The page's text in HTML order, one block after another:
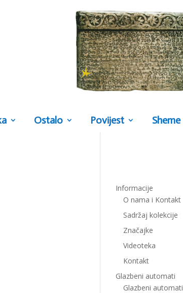
Ostalo Povijest Sheme
Informacije
O nama i Kontakt
Sadržaj kolekcije
Značajke
Videoteka
Kontakt
Glazbeni automati
Glazbeni automati